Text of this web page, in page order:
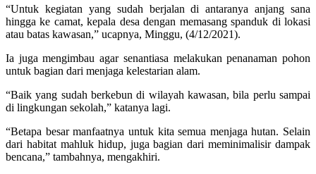
“Untuk kegiatan yang sudah berjalan di antaranya anjang sana
hingga ke camat, kepala desa dengan memasang spanduk di lokasi
atau batas kawasan,” ucapnya, Minggu, (4/12/2021).
Ia juga mengimbau agar senantiasa melakukan penanaman pohon
untuk bagian dari menjaga kelestarian alam.
“Baik yang sudah berkebun di wilayah kawasan, bila perlu sampai
di lingkungan sekolah,” katanya lagi.
“Betapa besar manfaatnya untuk kita semua menjaga hutan. Selain
dari habitat mahluk hidup, juga bagian dari meminimalisir dampak
bencana,” tambahnya, mengakhiri.